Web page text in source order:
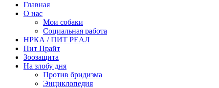
Главная
О нас
Мои собаки
Социальная работа
НРКА / ПИТ РЕАЛ
Пит Прайт
Зоозащита
На злобу дня
Против бридизма
Энциклопедия